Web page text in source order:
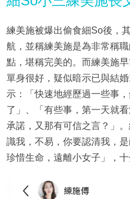
練美施被爆出偷食細So後，
航，並稱練美施是為非常稱
點，堪稱完美的。而練美施
單身很好，疑似暗示已與結
示：「快速地經歷過一些事
了」、「有些事，第一天就
承諾，又那有可信之言？」
識我，不易，你要認清我，
珍惜生命，遠離小女子」，十